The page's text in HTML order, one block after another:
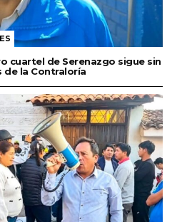
cuartel de Serenazgo sigue sin
de la Contraloría